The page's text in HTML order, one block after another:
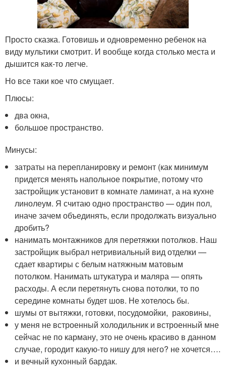
Просто сказка. Готовишь и одновременно ребенок на
виду мультики смотрит. И вообще когда столько места и
дышится как-то легче.
Но все таки кое что смущает.
Плюсы:
два окна,
большое пространство.
Минусы:
затраты на перепланировку и ремонт (как минимум
придется менять напольное покрытие, потому что
застройщик установит в комнате ламинат, а на кухне
линолеум. Я считаю одно пространство — один пол,
иначе зачем объединять, если продолжать визуально
дробить?
нанимать монтажников для перетяжки потолков. Наш
застройщик выбрал нетривиальный вид отделки —
сдает квартиры с белым натяжным матовым
потолком. Нанимать штукатура и маляра — опять
расходы. А если перетянуть снова потолки, то по
середине комнаты будет шов. Не хотелось бы.
шумы от вытяжки, готовки, посудомойки, раковины,
у меня не встроенный холодильник и встроенный мне
сейчас не по карману, это не очень красиво в данном
случае, городит какую-то нишу для него? не хочется….
и вечный кухонный бардак.